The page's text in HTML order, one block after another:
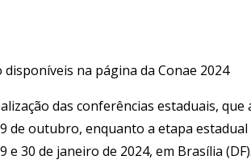
na página da Conae 2024
das conferências estaduais, que
de outubro, enquanto a etapa
30 de janeiro de 2024, em Brasília